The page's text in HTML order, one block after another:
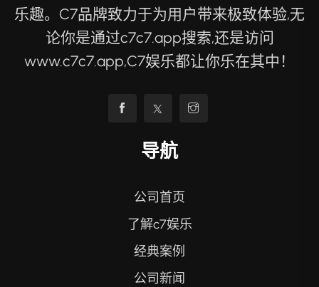
乐趣。C7品牌致力于为用户带来极致体验,无
论你是通过c7c7.app搜索,还是访问
www.c7c7.app,C7娱乐都让你乐在其中！
导航
公司首页
了解c7娱乐
经典案例
公司新闻